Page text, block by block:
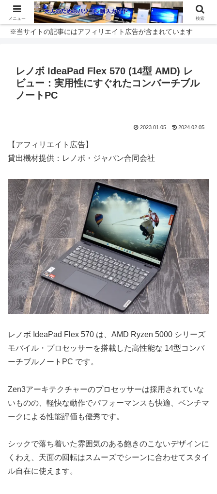
※当サイトの記事にはアフィリエイト広告が含まれています
レノボ IdeaPad Flex 570 (14型 AMD) レ
ビュー：実用性にすぐれたコンバーチブル
ノートPC
2023.01.05 2024.02.05
【アフィリエイト広告】
貸出機材提供：レノボ・ジャパン合同会社
レノボ IdeaPad Flex 570 は、AMD Ryzen 5000 シリーズ
モバイル・プロセッサーを搭載した高性能な 14型コンバ
ーチブルノートPC です。
Zen3アーキテクチャーのプロセッサーは採用されていな
いものの、軽快な動作でパフォーマンスも快適、ベンチマ
ークによる性能評価も優秀です。
シックで落ち着いた雰囲気のある飽きのこないデザインに
くわえ、天面の回転はスムーズでシーンに合わせてスタイ
ル自在に使えます。
メニュー 検索